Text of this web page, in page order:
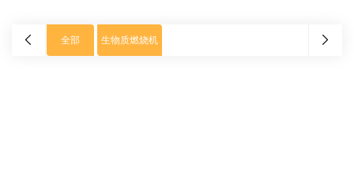
全部 生物质燃烧机